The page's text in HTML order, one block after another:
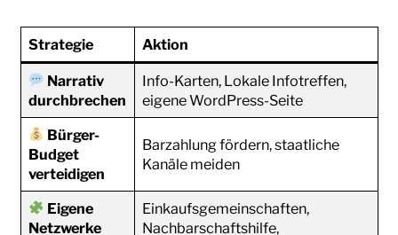
Strategie Aktion
Narrativ
durchbrechen
Info-Karten, Lokale Infotreffen,
eigene WordPress-Seite
Bürger-
Budget
verteidigen
Barzahlung fördern, staatliche
Kanäle meiden
Eigene
Netzwerke
Einkaufsgemeinschaften,
Nachbarschaftshilfe,